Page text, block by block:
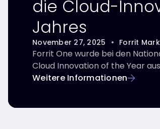
die Cloud-
Jahres
November 27, 2025 • Forrit
Forrit One wurde bei den
Cloud Innovation of the Year
Weitere Informationen